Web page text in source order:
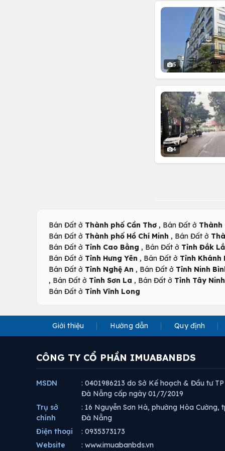
5
4
Bán Đất ở Thành phố Cần Thơ , Bán Đất ở Thành
Bán Đất ở Thành phố Hồ Chí Minh , Bán Đất ở
Bán Đất ở Tỉnh Cao Bằng , Bán Đất ở Tỉnh Đắk
Bán Đất ở Tỉnh Hưng Yên , Bán Đất ở Tỉnh Khánh
Bán Đất ở Tỉnh Nghệ An , Bán Đất ở Tỉnh Ninh
, Bán Đất ở Tỉnh Sơn La , Bán Đất ở Tỉnh Tây Ninh
Bán Đất ở Tỉnh Vĩnh Long
Giới thiệu Hướng dẫn Quy định
CÔNG TY CỔ PHẦN IMUABANBDS
MSDN
: 0401986213 do Sở Kế hoạch & Đầu tư TP
Đà Nẵng cấp ngày 01/7/2019
Trụ sở
chính
: 16 Nguyễn Sơn Hà, phường Hòa Cường,
Đà Nẵng
Điện thoại
: 0935373173
Website
: www.imuabanbds.vn